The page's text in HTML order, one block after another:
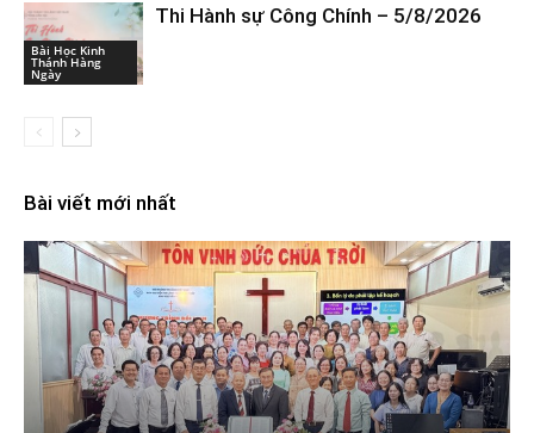
Bài Học Kinh
Thánh Hàng
Ngày
Thi Hành sự Công Chính – 5/8/2026
Bài viết mới nhất